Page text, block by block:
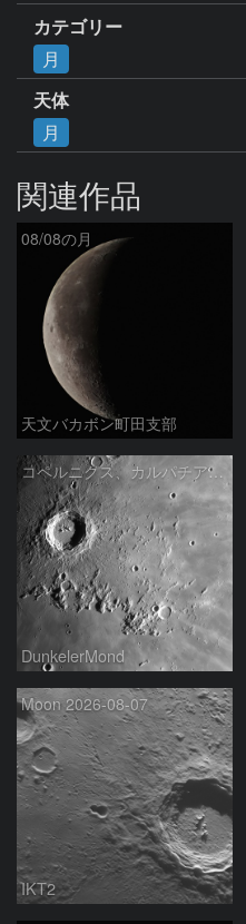
カテゴリー
月
天体
月
関連作品
08/08の月
天文バカボン町田支部
コペルニクス、カルパチア山脈付近
DunkelerMond
Moon 2026-08-07
IKT2